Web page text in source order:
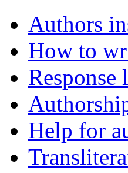
Authors
How to
Response
Help for